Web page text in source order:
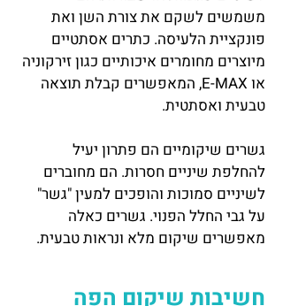
משמשים לשקם את צורת השן ואת
פונקציית הלעיסה. כתרים אסתטיים
מיוצרים מחומרים איכותיים כגון זירקוניה
או E-MAX, המאפשרים קבלת תוצאה
טבעית ואסתטית.
גשרים שיקומיים הם פתרון יעיל
להחלפת שיניים חסרות. הם מחוברים
לשיניים סמוכות והופכים למעין "גשר"
על גבי החלל הפנוי. גשרים כאלה
מאפשרים שיקום מלא ונראות טבעית.
חשיבות שיקום הפה